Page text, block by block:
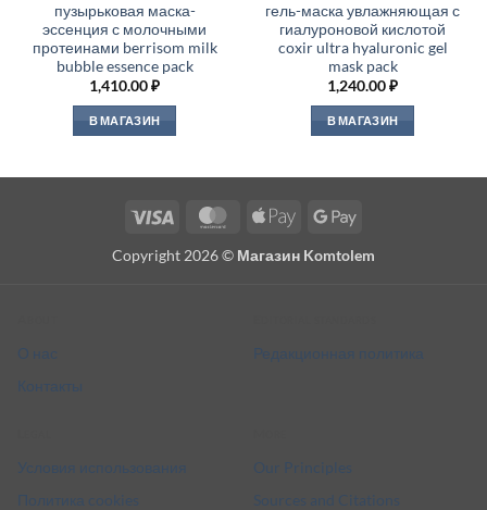
пузырьковая маска-
эссенция с молочными
протеинами berrisom milk
bubble essence pack
1,410.00₽
В МАГАЗИН
гель-маска увлажняющая с
гиалуроновой кислотой
coxir ultra hyaluronic gel
mask pack
1,240.00₽
В МАГАЗИН
Visa MasterCardApple
Google
Copyright 2026 © Магазин Komtolem
О нас
Контакты
Редакционная политика
Условия использования
Политика cookies
Our Principles
Sources and Citations